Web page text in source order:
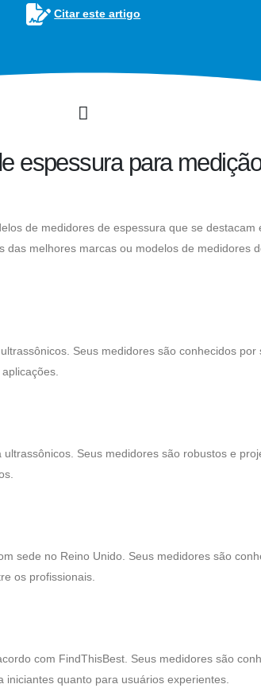
Citar este artigo
espessura para
de medidores de espessura que se destacam
das melhores marcas ou modelos de medidores
Seus medidores são conhecidos por
Seus medidores são robustos e
sede no Reino Unido. Seus medidores são
os profissionais.
com FindThisBest. Seus medidores são
quanto para usuários experientes.